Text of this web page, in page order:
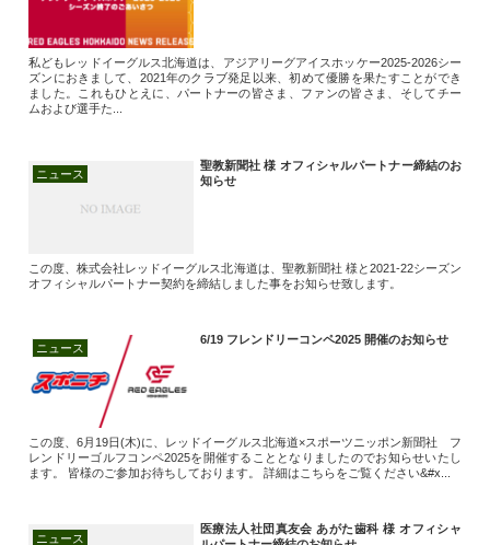
私どもレッドイーグルス北海道は、アジアリーグアイスホッケー2025-2026シー
ズンにおきまして、2021年のクラブ発足以来、初めて優勝を果たすことができ
ました。これもひとえに、パートナーの皆さま、ファンの皆さま、そしてチー
ムおよび選手た...
ニュース
聖教新聞社 様 オフィシャルパートナー締結のお
知らせ
この度、株式会社レッドイーグルス北海道は、聖教新聞社 様と2021-22シーズン
オフィシャルパートナー契約を締結しました事をお知らせ致します。
ニュース
6/19 フレンドリーコンペ2025 開催のお知らせ
この度、6月19日(木)に、レッドイーグルス北海道×スポーツニッポン新聞社 フ
レンドリーゴルフコンペ2025を開催することとなりましたのでお知らせいたし
ます。 皆様のご参加お待ちしております。 詳細はこちらをご覧ください&#x...
ニュース
医療法人社団真友会 あがた歯科 様 オフィシャ